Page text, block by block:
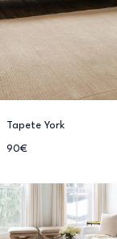
Tapete York
90€